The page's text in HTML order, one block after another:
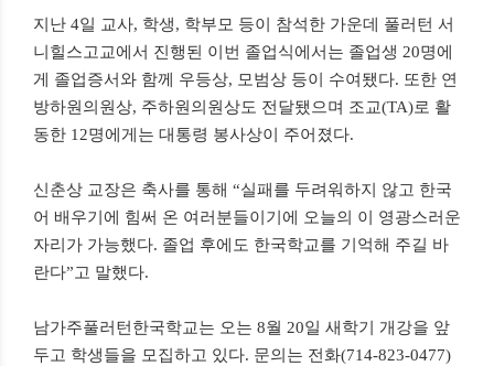
지난 4일 교사, 학생, 학부모 등이 참석한 가운데 풀러턴 서
니힐스고교에서 진행된 이번 졸업식에서는 졸업생 20명에
게 졸업증서와 함께 우등상, 모범상 등이 수여됐다. 또한 연
방하원의원상, 주하원의원상도 전달됐으며 조교(TA)로 활
동한 12명에게는 대통령 봉사상이 주어졌다.
신춘상 교장은 축사를 통해 “실패를 두려워하지 않고 한국
어 배우기에 힘써 온 여러분들이기에 오늘의 이 영광스러운
자리가 가능했다. 졸업 후에도 한국학교를 기억해 주길 바
란다”고 말했다.
남가주풀러턴한국학교는 오는 8월 20일 새학기 개강을 앞
두고 학생들을 모집하고 있다. 문의는 전화(714-823-0477)